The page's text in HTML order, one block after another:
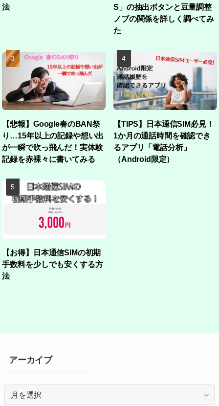
法
S」の抽出ボタンと豆量調整
ノブの関係を詳しく調べてみ
た
【悲報】Google春のBAN祭
り…15年以上の記録や想い出
が一瞬で吹っ飛んだ！実体験
記録を赤裸々に書いてみる
【TIPS】日本通信SIM必見！
1か月の通話時間を確認でき
るアプリ「電話分析」
（Android限定）
【お得】日本通信SIMの初期
手数料を少しでも安くする方
法
アーカイブ